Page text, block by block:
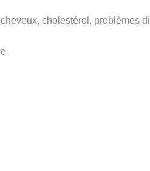
cholestérol, problèmes